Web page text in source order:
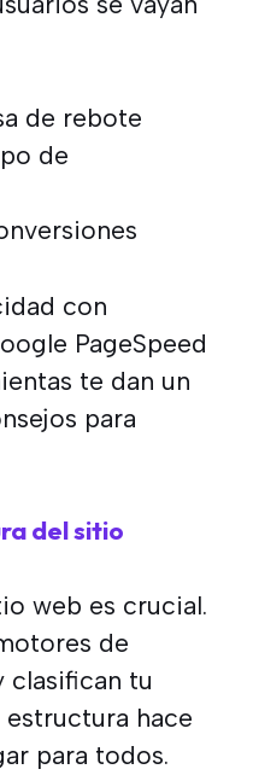
de rebote
de
con
PageSpeed
te dan un
para
del sitio
web es crucial.
de
clasifican tu
hace
para todos.